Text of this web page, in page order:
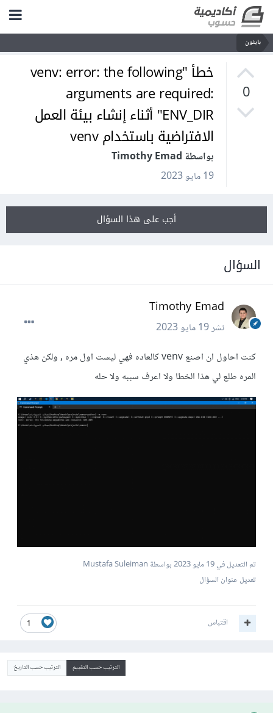
بايثون
0
خطأ "venv: error: the following
arguments are required:
ENV_DIR" أثناء إنشاء بيئة العمل
الافتراضية باستخدام venv
بواسطة Timothy Emad
19 مايو 2023
أجب على هذا السؤال
السؤال
Timothy Emad
نشر19 مايو 2023
كنت احاول ان اصنع venv كالعاده فهي ليست اول مره , ولكن هذي
المره طلع لي هذا الخطا ولا اعرف سببه ولا حله
تم التعديل في19 مايو 2023
بواسطة Mustafa Suleiman
تعديل عنوان السؤال
1 اقتباس
الترتيب حسب التقييم الترتيب حسب التاريخ